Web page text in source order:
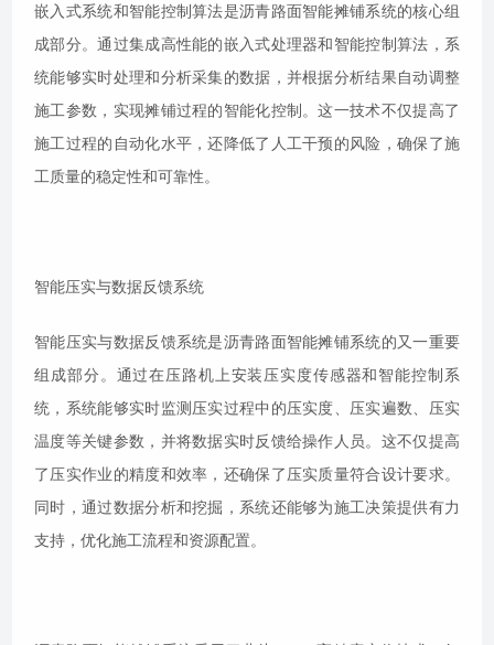
嵌入式系统和智能控制算法是沥青路面智能摊铺系统的核心组
成部分。通过集成高性能的嵌入式处理器和智能控制算法，系
统能够实时处理和分析采集的数据，并根据分析结果自动调整
施工参数，实现摊铺过程的智能化控制。这一技术不仅提高了
施工过程的自动化水平，还降低了人工干预的风险，确保了施
工质量的稳定性和可靠性。
智能压实与数据反馈系统
智能压实与数据反馈系统是沥青路面智能摊铺系统的又一重要
组成部分。通过在压路机上安装压实度传感器和智能控制系
统，系统能够实时监测压实过程中的压实度、压实遍数、压实
温度等关键参数，并将数据实时反馈给操作人员。这不仅提高
了压实作业的精度和效率，还确保了压实质量符合设计要求。
同时，通过数据分析和挖掘，系统还能够为施工决策提供有力
支持，优化施工流程和资源配置。